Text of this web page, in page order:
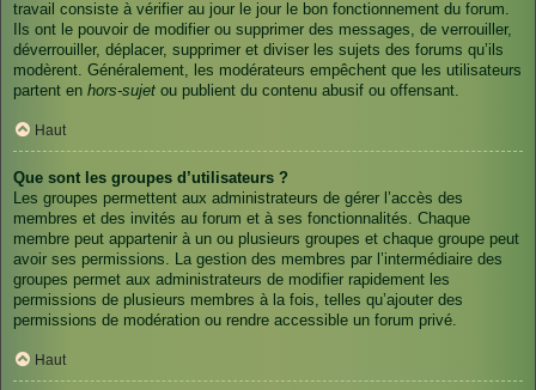
travail consiste à vérifier au jour le jour le bon fonctionnement du forum.
Ils ont le pouvoir de modifier ou supprimer des messages, de verrouiller,
déverrouiller, déplacer, supprimer et diviser les sujets des forums qu’ils
modèrent. Généralement, les modérateurs empêchent que les utilisateurs
partent en hors-sujet ou publient du contenu abusif ou offensant.
Haut
Que sont les groupes d’utilisateurs ?
Les groupes permettent aux administrateurs de gérer l’accès des
membres et des invités au forum et à ses fonctionnalités. Chaque
membre peut appartenir à un ou plusieurs groupes et chaque groupe peut
avoir ses permissions. La gestion des membres par l’intermédiaire des
groupes permet aux administrateurs de modifier rapidement les
permissions de plusieurs membres à la fois, telles qu’ajouter des
permissions de modération ou rendre accessible un forum privé.
Haut